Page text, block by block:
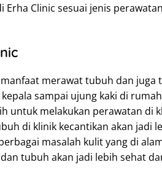
Erha Clinic sesuai jenis
merawat tubuh dan juga
sampai ujung kaki di
untuk melakukan perawatan di
di klinik kecantikan akan jadi
masalah kulit yang di
tubuh akan jadi lebih sehat